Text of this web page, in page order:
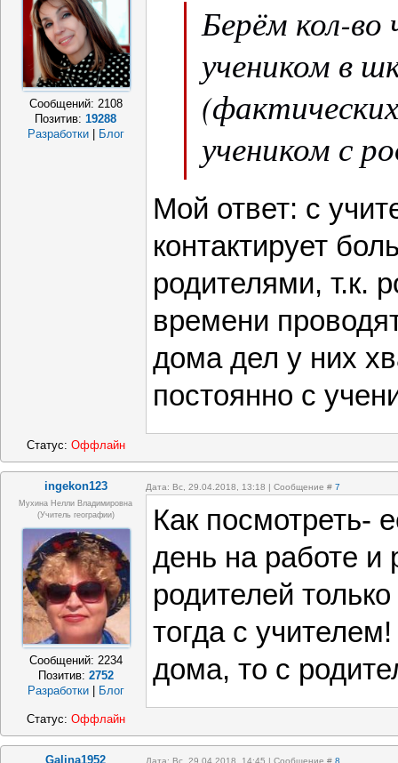
Сообщений: 2108
Позитив:19288
Разработки
Блог
Берём кол-во
учеником в
учеником с
Факторы
не
больше
Мой ответ: с
контактирует
родителями, т.к.
времени
дома дел у них
постоянно с
Статус: Оффлайн
ingekon123 Дата: Вс, 29.04.2018, 13:18 | Сообщение # 7
Мухина Нелли Владимировна
(Учитель географии)
Сообщений: 2234
Позитив: 2752
Разработки
Блог
Как посмотреть-
день на работе и
родителей
тогда с
дома, то с
Статус: Оффлайн
Galina1952 Дата: Вс, 29.04.2018, 14:45 | Сообщение # 8